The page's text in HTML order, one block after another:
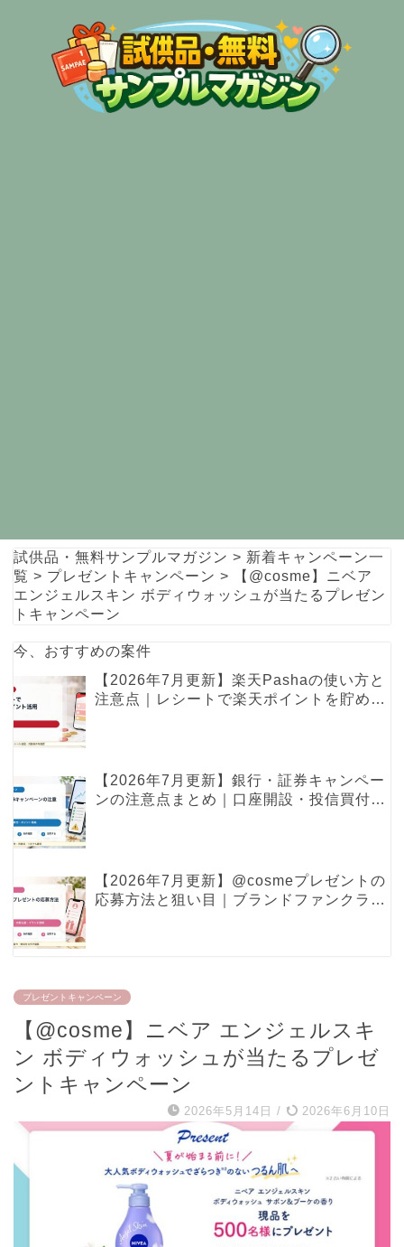
試供品・無料サンプルマガジン > 新着キャンペーン一
覧 > プレゼントキャンペーン >
【@cosme】ニベア
エンジェルスキン ボディウォッシュが当たるプレゼン
トキャンペーン
今、おすすめの案件
【2026年7月更新】楽天Pashaの使い方と
注意点｜レシートで楽天ポイントを貯める
【2026年7月更新】銀行・証券キャンペー
ンの注意点まとめ｜口座開設・投信買付・
【2026年7月更新】@cosmeプレゼントの
応募方法と狙い目｜ブランドファンクラ
プレゼントキャンペーン
【@cosme】ニベア エンジェルスキ
ン ボディウォッシュが当たるプレゼ
ントキャンペーン
2026年5月14日 / 2026年6月10日